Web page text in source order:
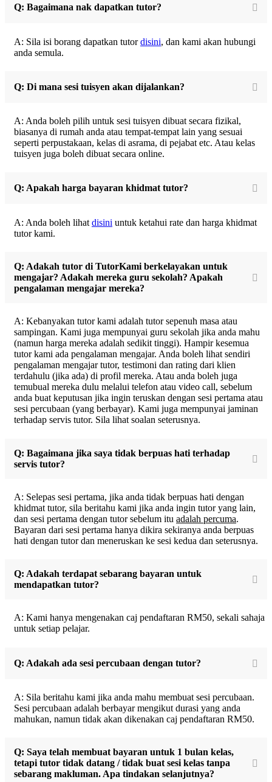
Q: Bagaimana nak dapatkan tutor?
A: Sila isi borang dapatkan tutordisini, dan kami akan hubungi
anda semula.
Q: Di mana sesi tuisyen akan dijalankan?
A: Anda boleh pilih untuk sesi tuisyen dibuat secara fizikal,
biasanya di rumah anda atau tempat-tempat lain yang sesuai
seperti perpustakaan, kelas di asrama, di pejabat etc. Atau kelas
tuisyen juga boleh dibuat secara online.
Q: Apakah harga bayaran khidmat tutor?
A: Anda boleh lihat disini untuk ketahui rate dan harga khidmat
tutor kami.
Q: Adakah tutor di TutorKami berkelayakan untuk
mengajar? Adakah mereka guru sekolah? Apakah
pengalaman mengajar mereka?
A: Kebanyakan tutor kami adalah tutor sepenuh masa atau
sampingan. Kami juga mempunyai guru sekolah jika anda mahu
(namun harga mereka adalah sedikit tinggi). Hampir kesemua
tutor kami ada pengalaman mengajar. Anda boleh lihat sendiri
pengalaman mengajar tutor, testimoni dan rating dari klien
terdahulu (jika ada) di profil mereka. Atau anda boleh juga
temubual mereka dulu melalui telefon atau video call, sebelum
anda buat keputusan jika ingin teruskan dengan sesi pertama atau
sesi percubaan (yang berbayar). Kami juga mempunyai jaminan
terhadap servis tutor. Sila lihat soalan seterusnya.
Q: Bagaimana jika saya tidak berpuas hati terhadap
servis tutor?
A: Selepas sesi pertama, jika anda tidak berpuas hati dengan
khidmat tutor, sila beritahu kami jika anda ingin tutor yang lain,
dan sesi pertama dengan tutor sebelum itu adalah percuma.
Bayaran dari sesi pertama hanya dikira sekiranya anda berpuas
hati dengan tutor dan meneruskan ke sesi kedua dan seterusnya.
Q: Adakah terdapat sebarang bayaran untuk
mendapatkan tutor?
A: Kami hanya mengenakan caj pendaftaran RM50, sekali sahaja
untuk setiap pelajar.
Q: Adakah ada sesi percubaan dengan tutor?
A: Sila beritahu kami jika anda mahu membuat sesi percubaan.
Sesi percubaan adalah berbayar mengikut durasi yang anda
mahukan, namun tidak akan dikenakan caj pendaftaran RM50.
Q: Saya telah membuat bayaran untuk 1 bulan kelas,
tetapi tutor tidak datang / tidak buat sesi kelas tanpa
sebarang makluman. Apa tindakan selanjutnya?